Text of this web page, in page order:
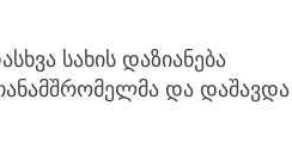
სახის დაზიანება
და დაშავდა